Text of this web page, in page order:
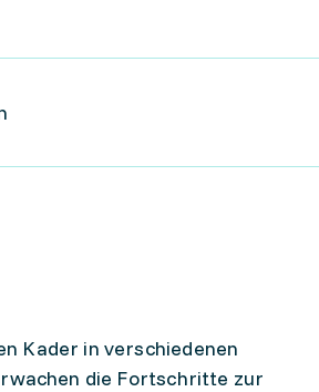
Kader in verschiedenen
die Fortschritte zur